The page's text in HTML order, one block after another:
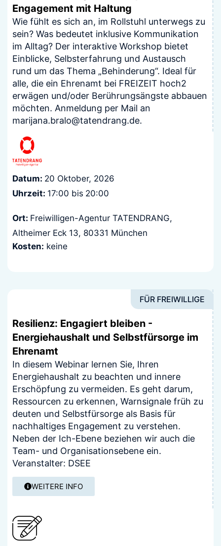
Engagement mit Haltung
Wie fühlt es sich an, im Rollstuhl unterwegs zu
sein? Was bedeutet inklusive Kommunikation
im Alltag? Der interaktive Workshop bietet
Einblicke, Selbsterfahrung und Austausch
rund um das Thema „Behinderung“. Ideal für
alle, die ein Ehrenamt bei FREIZEIT hoch2
erwägen und/oder Berührungsängste abbauen
möchten. Anmeldung per Mail an
marijana.bralo@tatendrang.de.
Datum: 20 Oktober, 2026
Uhrzeit: 17:00 bis 20:00
Ort: Freiwilligen-Agentur TATENDRANG,
Altheimer Eck 13, 80331 München
Kosten: keine
FÜR FREIWILLIGE
Resilienz: Engagiert bleiben -
Energiehaushalt und Selbstfürsorge im
Ehrenamt
In diesem Webinar lernen Sie, Ihren
Energiehaushalt zu beachten und innere
Erschöpfung zu vermeiden. Es geht darum,
Ressourcen zu erkennen, Warnsignale früh zu
deuten und Selbstfürsorge als Basis für
nachhaltiges Engagement zu verstehen.
Neben der Ich-Ebene beziehen wir auch die
Team- und Organisationsebene ein.
Veranstalter: DSEE
WEITERE INFO